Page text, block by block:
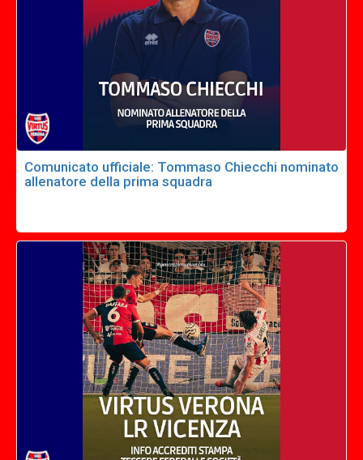
Comunicato ufficiale: Tommaso Chiecchi nominato
allenatore della prima squadra